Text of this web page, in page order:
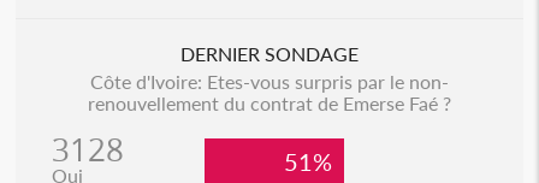
DERNIER SONDAGE
Côte d'Ivoire: Etes-vous surpris par le non-
renouvellement du contrat de Emerse Faé ?
3128
Oui 51%